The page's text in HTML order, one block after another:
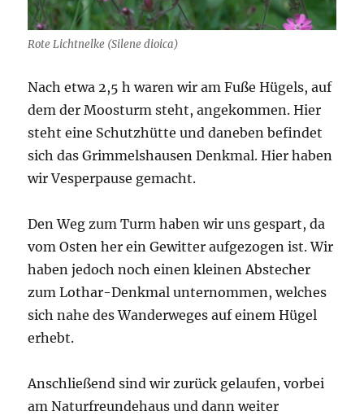
Rote Lichtnelke (Silene dioica)
Nach etwa 2,5 h waren wir am Fuße Hügels, auf
dem der Moosturm steht, angekommen. Hier
steht eine Schutzhütte und daneben befindet
sich das Grimmelshausen Denkmal. Hier haben
wir Vesperpause gemacht.
Den Weg zum Turm haben wir uns gespart, da
vom Osten her ein Gewitter aufgezogen ist. Wir
haben jedoch noch einen kleinen Abstecher
zum Lothar-Denkmal unternommen, welches
sich nahe des Wanderweges auf einem Hügel
erhebt.
Anschließend sind wir zurück gelaufen, vorbei
am Naturfreundehaus und dann weiter